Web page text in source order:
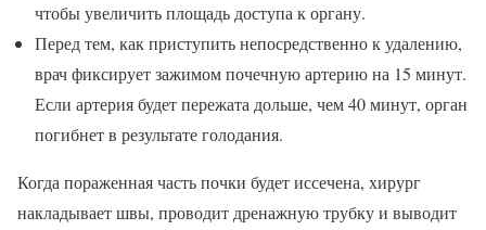
чтобы увеличить площадь доступа к органу.
Перед тем, как приступить непосредственно к удалению,
врач фиксирует зажимом почечную артерию на 15 минут.
Если артерия будет пережата дольше, чем 40 минут, орган
погибнет в результате голодания.
Когда пораженная часть почки будет иссечена, хирург
накладывает швы, проводит дренажную трубку и выводит